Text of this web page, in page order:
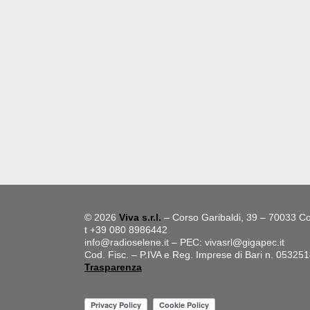
© 2026 Viva s.r.l. – Corso Garibaldi, 39 – 70033
t +39 080 8986442
info@radioselene.it – PEC: vivasrl@gigapec.it
Cod. Fisc. – P.IVA e Reg. Imprese di Bari n.
Trasparenza